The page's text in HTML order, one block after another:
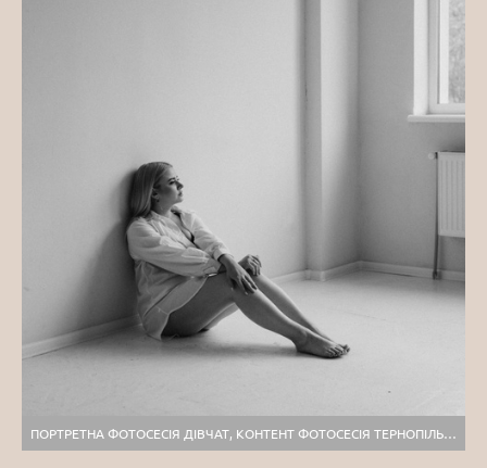
ПОРТРЕТНА ФОТОСЕСІЯ ДІВЧАТ, КОНТЕНТ ФОТОСЕСІЯ ТЕРНОПІЛЬ, ІНДИВІДУАЛЬНА ФОТОСЕСІЯ ЛЬВІВ, ПОРТРЕТНИЙ ФОТОГРАФ ТЕРНОПІЛЬ